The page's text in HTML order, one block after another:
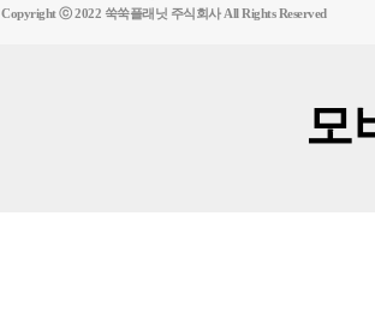
Copyright ⓒ 2022 쑥쑥플래닛 주식회사 All Rights Reserved
모